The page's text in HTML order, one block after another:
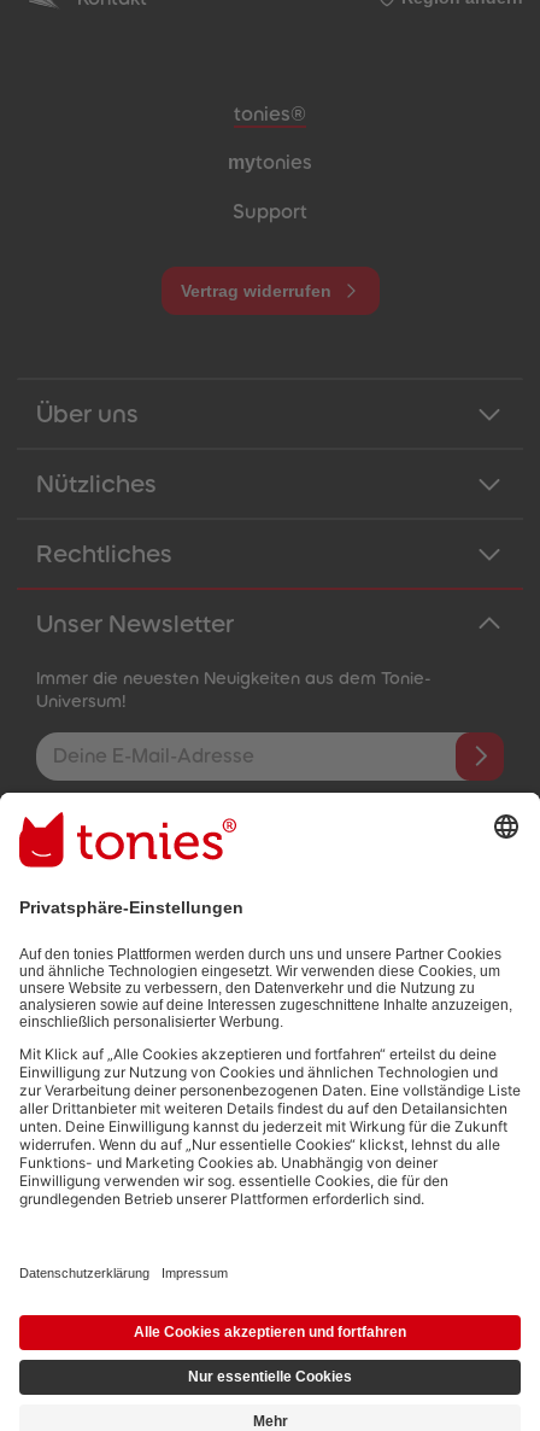
Meta-Navigation Footer
tonies®
mytonies
Support
Vertrag widerrufen
Über uns
Nützliches
Rechtliches
Unser Newsletter
Immer die neuesten Neuigkeiten aus dem Tonie-
Universum!
E-Mail-Addresse
Mit dem Absenden abonnierst du unseren E-Mail-Newsletter, der
auf den von dir bereitgestellten Informationen (z.B. Account-
informationen) und den von dir zu Werbezwecken bereitgestellten
Datenschutzbestimmungen.
Bezahlmethoden:
Links zu sozialen Netzwerken
Die Nutzung der Inhalte für Text- und Data-Mining von (generativen) KI
Zusammenhang ausdrücklich vorbehalten und daher verboten.